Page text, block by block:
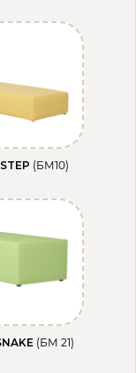
(БМ10)
(БМ 21)